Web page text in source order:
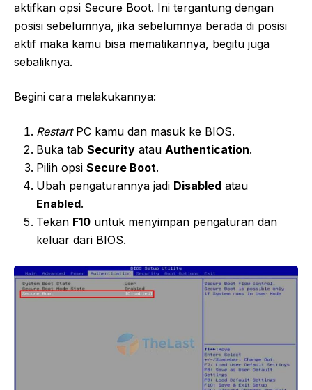
aktifkan opsi Secure Boot. Ini tergantung dengan
posisi sebelumnya, jika sebelumnya berada di posisi
aktif maka kamu bisa mematikannya, begitu juga
sebaliknya.
Begini cara melakukannya:
RestartPC kamu dan masuk ke BIOS.
Buka tab Security atau Authentication.
Pilih opsi Secure Boot.
Ubah pengaturannya jadi Disabled atau
Enabled.
Tekan F10 untuk menyimpan pengaturan dan
keluar dari BIOS.